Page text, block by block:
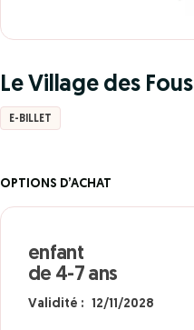
Le Village des Fous
E-BILLET
OPTIONS D’ACHAT
enfant
de 4-7 ans
Validité : 12/11/2028